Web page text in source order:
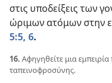
στις υποδείξεις των
ώριμων ατόμων στην
5:5, 6.
16. Αφηγηθείτε μια
ταπεινοφροσύνης.